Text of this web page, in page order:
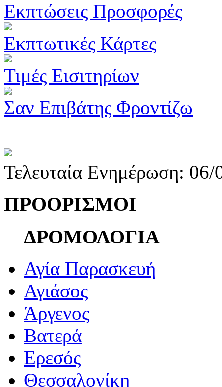
Εκπτώσεις Προσφορές
Εκπτωτικές Κάρτες
Τιμές Εισιτηρίων
Σαν Επιβάτης Φροντίζω
Τελευταία Ενημέρωση:
ΠΡΟΟΡΙΣΜΟΙ
ΔΡΟΜΟΛΟΓΙΑ
Αγία Παρασκευή
Αγιάσος
Άργενος
Βατερά
Ερεσός
Θεσσαλονίκη